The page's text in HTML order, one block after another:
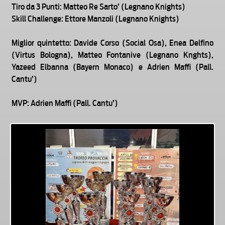
Tiro da 3 Punti: Matteo Re Sarto’ (Legnano Knights)
Skill Challenge: Ettore Manzoli (Legnano Knights)
Miglior quintetto: Davide Corso (Social Osa), Enea Delfino
(Virtus Bologna), Matteo Fontanive (Legnano Knghts),
Yazeed Elbanna (Bayern Monaco) e Adrien Maffi (Pall.
Cantu’)
MVP: Adrien Maffi (Pall. Cantu’)